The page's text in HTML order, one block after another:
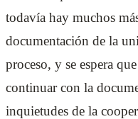
todavía hay muchos
documentación de la
proceso, y se espera
continuar con la
inquietudes de la